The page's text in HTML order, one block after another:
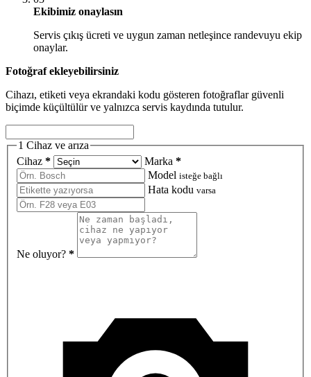
Ekibimiz onaylasın
Servis çıkış ücreti ve uygun zaman netleşince randevuyu ekip
onaylar.
Fotoğraf ekleyebilirsiniz
Cihazı, etiketi veya ekrandaki kodu gösteren fotoğraflar güvenli
biçimde küçültülür ve yalnızca servis kaydında tutulur.
1 Cihaz ve arıza
Cihaz * Marka *
Model isteğe bağlı
Hata kodu varsa
Ne oluyor? *